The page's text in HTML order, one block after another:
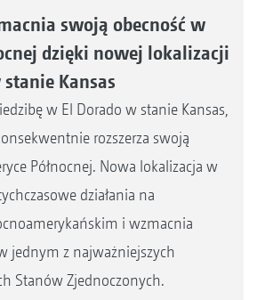
swoją obecność w
dzięki nowej lokalizacji
Kansas
w El Dorado w stanie Kansas,
rozszerza swoją
Północnej. Nowa lokalizacja w
działania na
i wzmacnia
jednym z najważniejszych
Stanów Zjednoczonych.